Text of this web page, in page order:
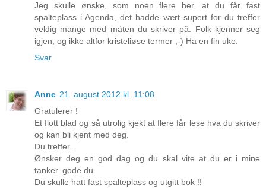
Jeg skulle ønske, som noen flere her, at du får fast
spalteplass i Agenda, det hadde vært supert for du treffer
veldig mange med måten du skriver på. Folk kjenner seg
igjen, og ikke altfor kristeliøse termer ;-) Ha en fin uke.
Svar
Anne 21. august 2012 kl. 11:08
Gratulerer !
Et flott blad og så utrolig kjekt at flere får lese hva du skriver
og kan bli kjent med deg.
Du treffer..
Ønsker deg en god dag og du skal vite at du er i mine
tanker..gode du.
Du skulle hatt fast spalteplass og utgitt bok !!